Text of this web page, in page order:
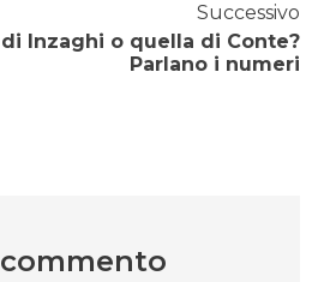
Successivo
Inzaghi o quella di Conte?
Parlano i numeri